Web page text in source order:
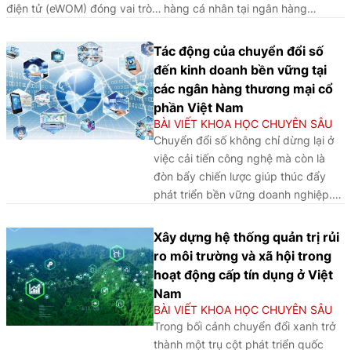
điện tử (eWOM) đóng vai trò
ý định mua chéo sản phẩm,
dịch vụ tại các ngân hàng Việt
Nam, thông qua việc củng cố
niềm tin và hình ảnh thương
hiệu, qua đó gợi mở nhiều hàm
ý quan trọng cho chiến lược
hàng cá nhân tại ngân hàng
qua đó cho thấy niềm tin vào
ngân hàng số, khả năng kiểm
soát tài chính và mức độ số
hóa dịch vụ đang trở thành
những yếu tố then chốt thúc
đẩy hành vi tiêu dùng tài chính
hiện đại.
Tác động của chuyển đổi số
đến kinh doanh bền vững tại
các ngân hàng thương mại cổ
phần Việt Nam
BÀI VIẾT KHOA HỌC CHUYÊN SÂU
Chuyển đổi số không chỉ dừng lại ở
việc cải tiến công nghệ mà còn là
đòn bẩy chiến lược giúp thúc đẩy
phát triển bền vững doanh nghiệp.
tiêu được các ngân hàng quan tâm
hàng đầu. Nghiên cứu này nhằm
mục đích khám phá vai trò trung
gian của quản trị doanh nghiệp, hiệu
suất cảm nhận và hiệu quả tài chính
trong mối quan hệ giữa chuyển đổi
số đối với kinh doanh bền vững tại
Xây dựng hệ thống quản trị rủi
ro môi trường và xã hội trong
hoạt động cấp tín dụng ở Việt
Nam
BÀI VIẾT KHOA HỌC CHUYÊN SÂU
Trong bối cảnh chuyển đổi xanh trở
thành một trụ cột phát triển quốc